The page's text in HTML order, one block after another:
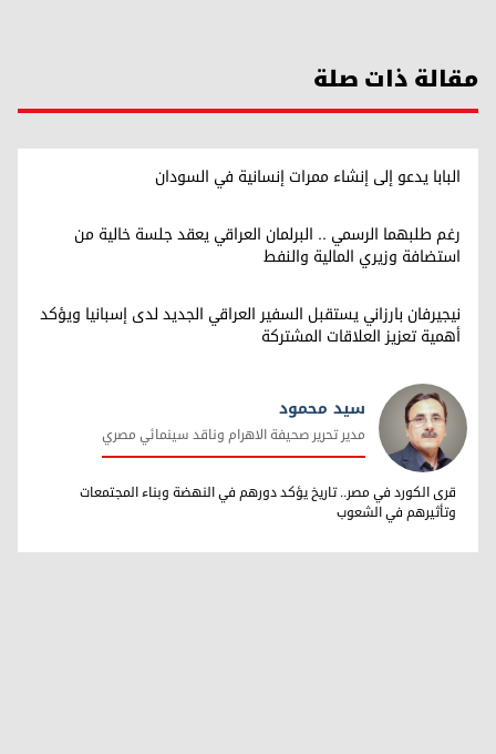
مقالة ذات صلة
البابا يدعو إلى إنشاء ممرات إنسانية في السودان
رغم طلبهما الرسمي .. البرلمان العراقي يعقد جلسة خالية من
استضافة وزيري المالية والنفط
نيجيرفان بارزاني يستقبل السفير العراقي الجديد لدى إسبانيا ويؤكد
أهمية تعزيز العلاقات المشتركة
سيد محمود
سيد محمود
مدير تحرير صحيفة الاهرام وناقد سينمائي مصري
قرى الكورد في مصر.. تاريخ يؤكد دورهم في النهضة وبناء المجتمعات
وتأثيرهم في الشعوب